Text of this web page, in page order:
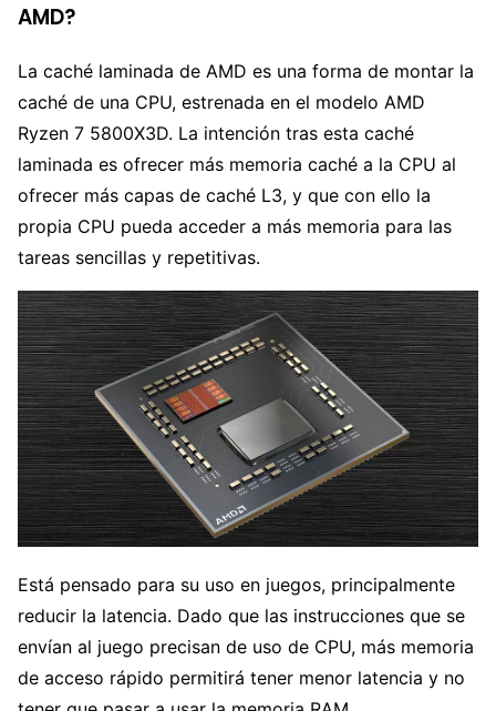
AMD?
La caché laminada de AMD es una forma de montar la
caché de una CPU, estrenada en el modelo AMD
Ryzen 7 5800X3D. La intención tras esta caché
laminada es ofrecer más memoria caché a la CPU al
ofrecer más capas de caché L3, y que con ello la
propia CPU pueda acceder a más memoria para las
tareas sencillas y repetitivas.
Está pensado para su uso en juegos, principalmente
reducir la latencia. Dado que las instrucciones que se
envían al juego precisan de uso de CPU, más memoria
de acceso rápido permitirá tener menor latencia y no